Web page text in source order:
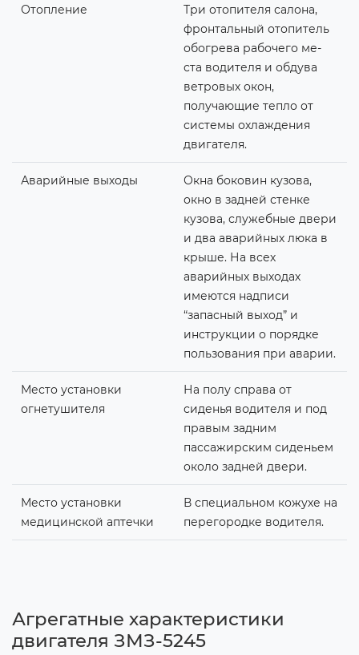
Отопление
Три отопителя салона,
фронтальный отопитель
обогрева рабочего ме-
ста водителя и обдува
ветровых окон,
получающие тепло от
системы охлаждения
двигателя.
Аварийные выходы
Окна боковин кузова,
окно в задней стенке
кузова, служебные двери
и два аварийных люка в
крыше. На всех
аварийных выходах
имеются надписи
“запасный выход” и
инструкции о порядке
пользования при аварии.
Место установки
огнетушителя
На полу справа от
сиденья водителя и под
правым задним
пассажирским сиденьем
около задней двери.
Место установки
медицинской аптечки
В специальном кожухе на
перегородке водителя.
Агрегатные характеристики
двигателя ЗМЗ-5245